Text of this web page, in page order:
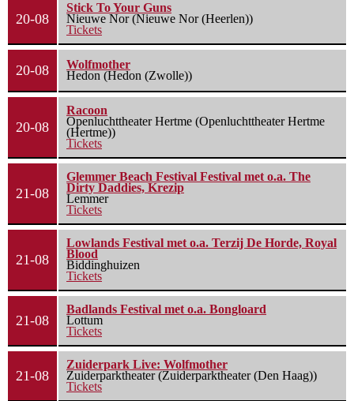
20-08
Stick To Your Guns
Nieuwe Nor (Nieuwe Nor (Heerlen))
Tickets
20-08
Wolfmother
Hedon (Hedon (Zwolle))
20-08
Racoon
Openluchttheater Hertme (Openluchttheater Hertme
(Hertme))
Tickets
21-08
Glemmer Beach Festival Festival met o.a. The
Dirty Daddies, Krezip
Lemmer
Tickets
21-08
Lowlands Festival met o.a. Terzij De Horde, Royal
Blood
Biddinghuizen
Tickets
21-08
Badlands Festival met o.a. Bongloard
Lottum
Tickets
21-08
Zuiderpark Live: Wolfmother
Zuiderparktheater (Zuiderparktheater (Den Haag))
Tickets